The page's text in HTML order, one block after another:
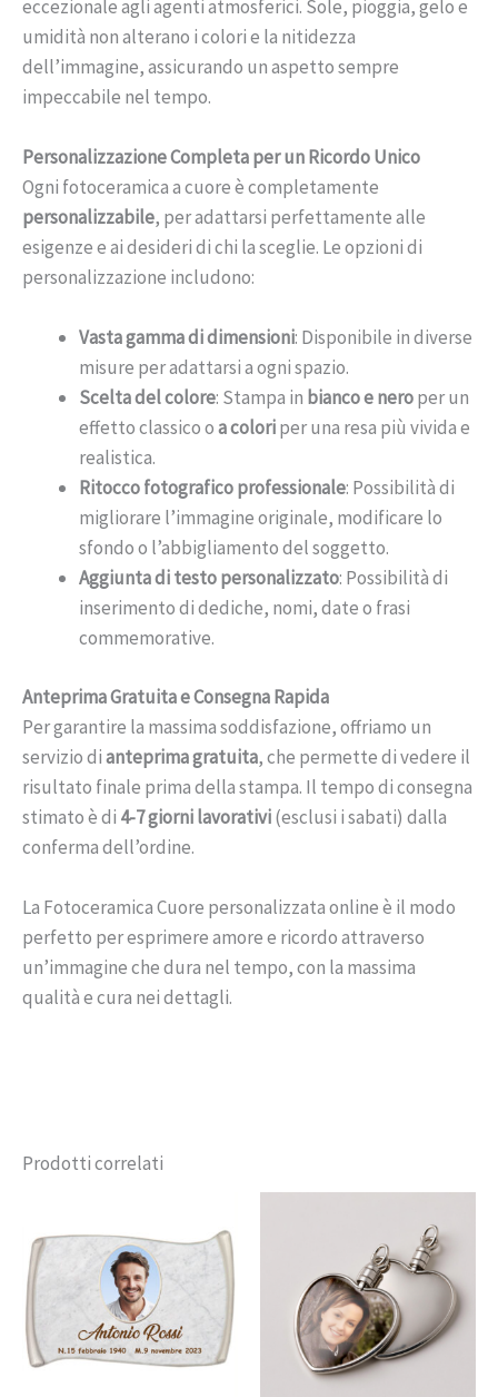
eccezionale agli agenti atmosferici. Sole, pioggia, gelo e
umidità non alterano i colori e la nitidezza
dell’immagine, assicurando un aspetto sempre
impeccabile nel tempo.
Personalizzazione Completa per un Ricordo Unico
Ogni fotoceramica a cuore è completamente
personalizzabile, per adattarsi perfettamente alle
esigenze e ai desideri di chi la sceglie. Le opzioni di
personalizzazione includono:
Vasta gamma di dimensioni: Disponibile in diverse
misure per adattarsi a ogni spazio.
Scelta del colore: Stampa in bianco e neroper un
effetto classico oa coloriper una resa più vivida e
realistica.
Ritocco fotografico professionale: Possibilità di
migliorare l’immagine originale, modificare lo
sfondo o l’abbigliamento del soggetto.
Aggiunta di testo personalizzato: Possibilità di
inserimento di dediche, nomi, date o frasi
commemorative.
Anteprima Gratuita e Consegna Rapida
Per garantire la massima soddisfazione, offriamo un
servizio dianteprima gratuita, che permette di vedere il
risultato finale prima della stampa. Il tempo di consegna
stimato è di 4-7 giorni lavorativi(esclusi i sabati) dalla
conferma dell’ordine.
La Fotoceramica Cuore personalizzata online è il modo
perfetto per esprimere amore e ricordo attraverso
un’immagine che dura nel tempo, con la massima
qualità e cura nei dettagli.
Prodotti correlati